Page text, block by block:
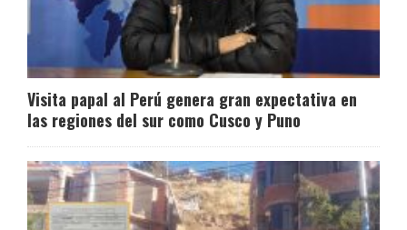
Visita papal al Perú genera gran expectativa en
las regiones del sur como Cusco y Puno